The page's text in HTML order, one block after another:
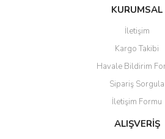
KURUMSAL
İletişim
Kargo Takibi
Havale Bildirim
Sipariş Sorgula
İletişim Formu
ALIŞVERİŞ